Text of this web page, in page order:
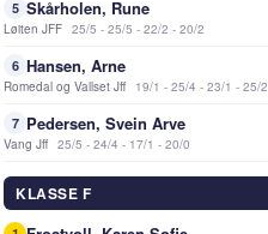
5 Skårholen, Rune
Løiten JFF 25/5 - 25/5 - 22/2 - 20/2
6 Hansen, Arne
Romedal og Vallset Jff 19/1 - 25/4 - 23/1 - 25/2
7 Pedersen, Svein Arve
Vang Jff 25/5 - 24/4 - 17/1 - 20/0
KLASSE F